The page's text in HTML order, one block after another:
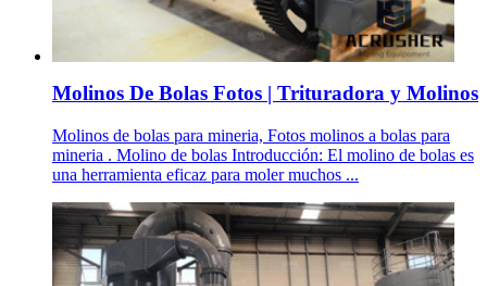
Molinos De Bolas Fotos | Trituradora y Molinos
Molinos de bolas para mineria, Fotos molinos a bolas para
mineria . Molino de bolas Introducción: El molino de bolas es
una herramienta eficaz para moler muchos ...